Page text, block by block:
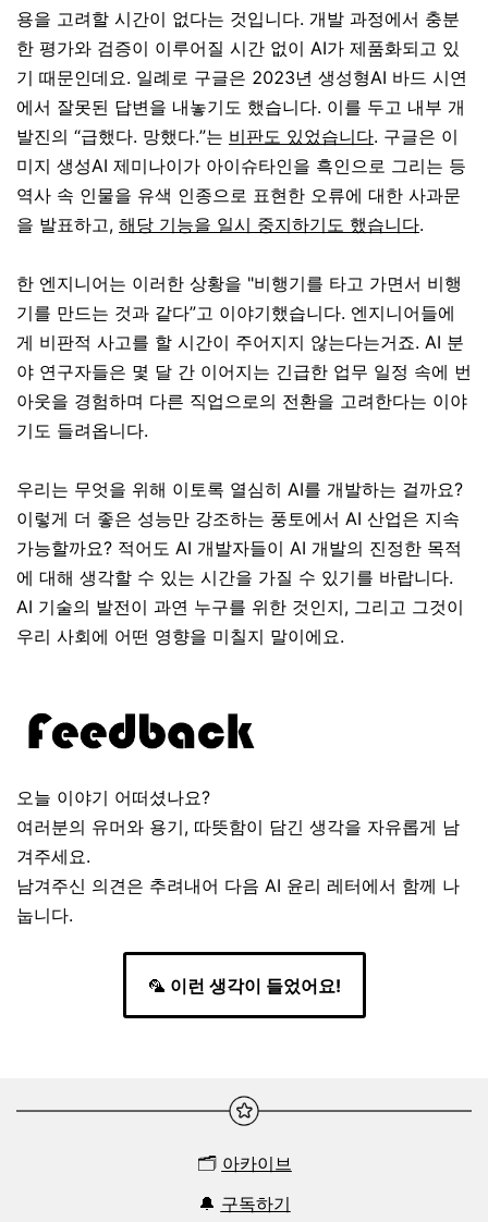
용을 고려할 시간이 없다는 것입니다. 개발 과정에서 충분
한 평가와 검증이 이루어질 시간 없이 AI가 제품화되고 있
기 때문인데요. 일례로 구글은 2023년 생성형AI 바드 시연
에서 잘못된 답변을 내놓기도 했습니다. 이를 두고 내부 개
발진의 “급했다. 망했다.”는 비판도 있었습니다. 구글은 이
미지 생성AI 제미나이가 아이슈타인을 흑인으로 그리는 등
역사 속 인물을 유색 인종으로 표현한 오류에 대한 사과문
을 발표하고, 해당 기능을 일시 중지하기도 했습니다.
한 엔지니어는 이러한 상황을 "비행기를 타고 가면서 비행
기를 만드는 것과 같다”고 이야기했습니다. 엔지니어들에
게 비판적 사고를 할 시간이 주어지지 않는다는거죠. AI 분
야 연구자들은 몇 달 간 이어지는 긴급한 업무 일정 속에 번
아웃을 경험하며 다른 직업으로의 전환을 고려한다는 이야
기도 들려옵니다.
우리는 무엇을 위해 이토록 열심히 AI를 개발하는 걸까요?
이렇게 더 좋은 성능만 강조하는 풍토에서 AI 산업은 지속
가능할까요? 적어도 AI 개발자들이 AI 개발의 진정한 목적
에 대해 생각할 수 있는 시간을 가질 수 있기를 바랍니다.
AI 기술의 발전이 과연 누구를 위한 것인지, 그리고 그것이
우리 사회에 어떤 영향을 미칠지 말이에요.
오늘 이야기 어떠셨나요?
여러분의 유머와 용기, 따뜻함이 담긴 생각을 자유롭게 남
겨주세요.
남겨주신 의견은 추려내어 다음 AI 윤리 레터에서 함께 나
눕니다.
🦜 이런 생각이 들었어요!
🗂️ 아카이브
🔔 구독하기